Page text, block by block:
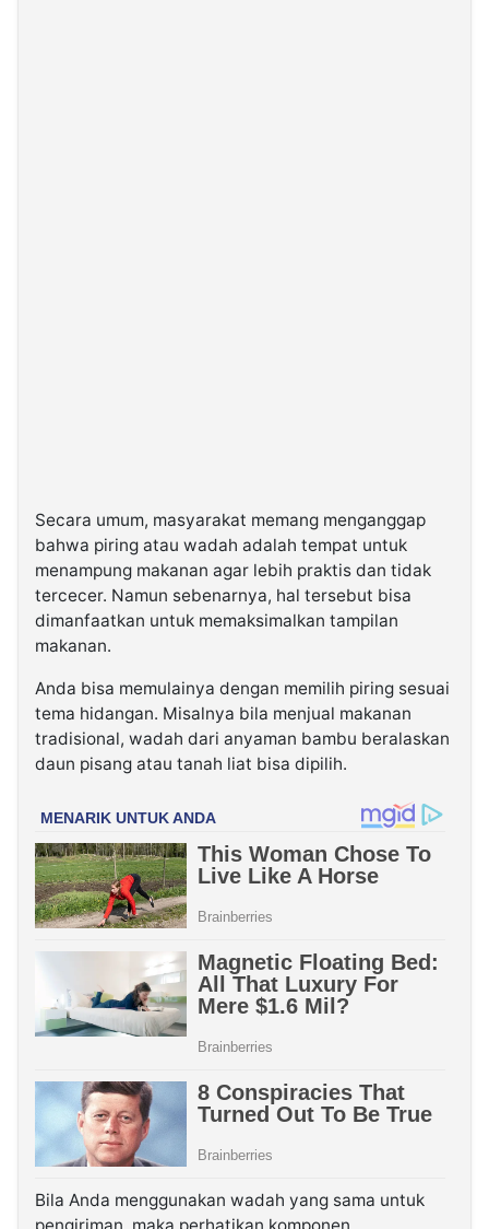
Secara umum, masyarakat memang menganggap
bahwa piring atau wadah adalah tempat untuk
menampung makanan agar lebih praktis dan tidak
tercecer. Namun sebenarnya, hal tersebut bisa
dimanfaatkan untuk memaksimalkan tampilan
makanan.
Anda bisa memulainya dengan memilih piring sesuai
tema hidangan. Misalnya bila menjual makanan
tradisional, wadah dari anyaman bambu beralaskan
daun pisang atau tanah liat bisa dipilih.
Bila Anda menggunakan wadah yang sama untuk